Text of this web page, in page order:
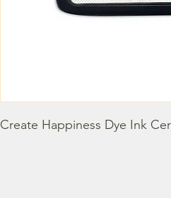
Create Happiness Dye Ink